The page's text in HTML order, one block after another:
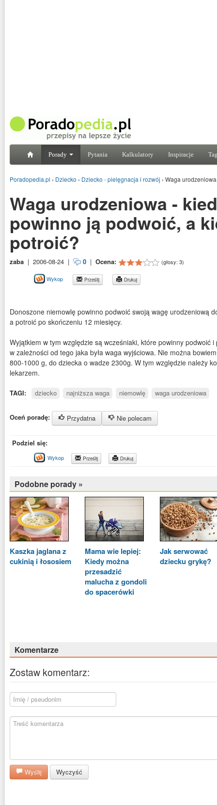
Porady Pytania Kalkulatory Inspiracje
Poradopedia.pl › Dziecko › Dziecko - pielęgnacja i rozwój › Waga
Waga urodzeniowa -
powinno ją podwoić, a
potroić?
zaba | 2006-08-24 | 0 | Ocena: (głosy: 3)
Wykop Prześlij Drukuj
Donoszone niemowlę powinno podwoić swoją wagę urodzeniową
a potroić po skończeniu 12 miesięcy.
Wyjątkiem w tym względzie są wcześniaki, które powinny podwoić
w zależności od tego jaka była waga wyjściowa. Nie można
800-1000 g, do dziecka o wadze 2300g. W tym względzie należy
lekarzem.
TAGI: dziecko najniższa waga niemowlę waga urodzeniowa
Oceń poradę: Przydatna Nie polecam
Podziel się:
Wykop Prześlij Drukuj
Podobne porady »
Kaszka jaglana z
cukinią i łososiem
Mama wie lepiej:
Kiedy można
przesadzić
malucha z gondoli
do spacerówki
Jak serwować
dziecku grykę?
Komentarze
Zostaw komentarz:
Wyślij Wyczyść